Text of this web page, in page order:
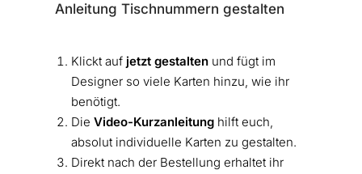
Anleitung Tischnummern gestalten
Klickt auf jetzt gestaltenund fügt im
Designer so viele Karten hinzu, wie ihr
benötigt.
Die Video-Kurzanleitunghilft euch,
absolut individuelle Karten zu gestalten.
Direkt nach der Bestellung erhaltet ihr